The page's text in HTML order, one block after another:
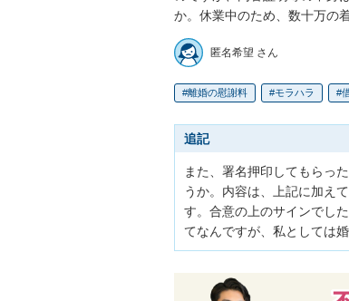
か。休業中のため、数十万の
匿名希望 さん
離婚の慰謝料 モラハラ
追記
また、署名押印してもらっ
うか。内容は、上記に加え
す。合意の上のサインでし
てなんですが、私としては